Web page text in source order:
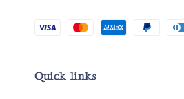
Quick links